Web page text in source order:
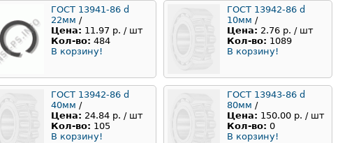
ГОСТ 13941-86 d
22мм /
Цена: 11.97 р. / шт
Кол-во: 484
В корзину!
ГОСТ 13942-86 d
10мм /
Цена: 2.76 р. / шт
Кол-во: 1089
В корзину!
ГОСТ 13942-86 d
40мм /
Цена: 24.84 р. / шт
Кол-во: 105
В корзину!
ГОСТ 13943-86 d
80мм /
Цена: 150.00 р. / шт
Кол-во: 0
В корзину!